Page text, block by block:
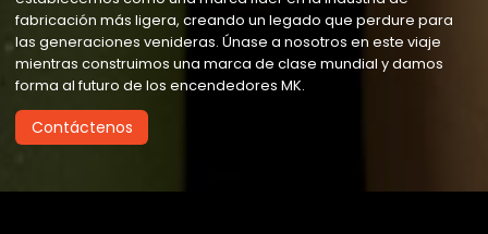
fabricación más ligera, creando un legado que perdure para
las generaciones venideras. Únase a nosotros en este viaje
mientras construimos una marca de clase mundial y damos
forma al futuro de los encendedores MK.
Contáctenos